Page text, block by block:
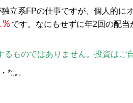
立系FPの仕事ですが、個人的
です。なにもせずに年2回の配
ものではありません。投資はご
*:.｡.